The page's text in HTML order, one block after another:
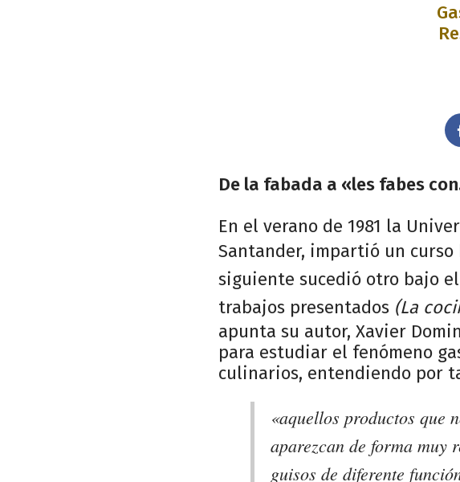
De la fabada a «les fabes
En el verano de 1981 la
Santander, impartió un
siguiente sucedió otro bajo
trabajos presentados (La
apunta su autor, Xavier
para estudiar el fenómeno
culinarios, entendiendo por
«aquellos productos que
aparezcan de forma muy
guisos de diferente